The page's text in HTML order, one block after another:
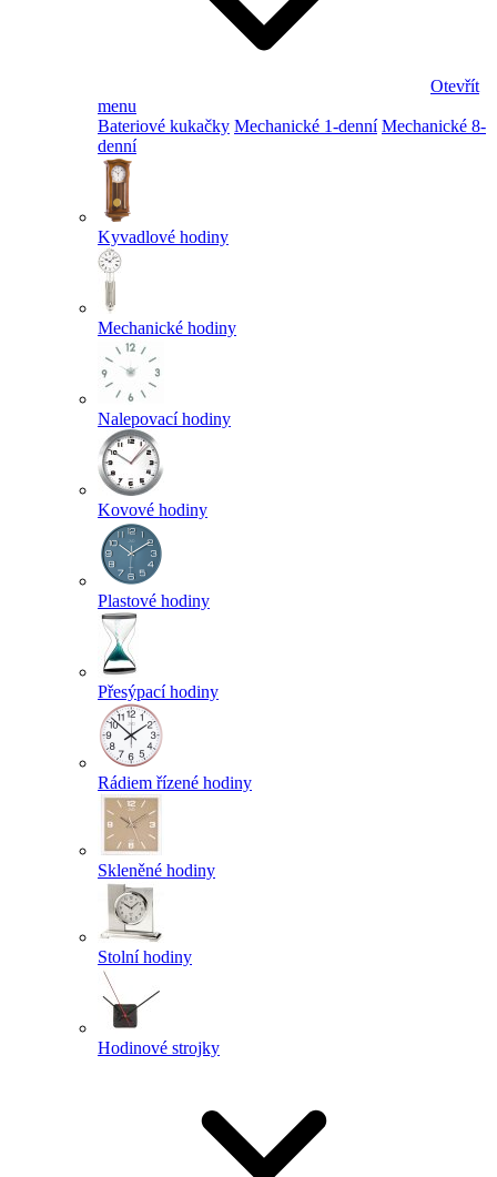
Otevřít
menu
Bateriové kukačky Mechanické 1-denní Mechanické 8-
denní
Kyvadlové hodiny
Mechanické hodiny
Nalepovací hodiny
Kovové hodiny
Plastové hodiny
Přesýpací hodiny
Rádiem řízené hodiny
Skleněné hodiny
Stolní hodiny
Hodinové strojky